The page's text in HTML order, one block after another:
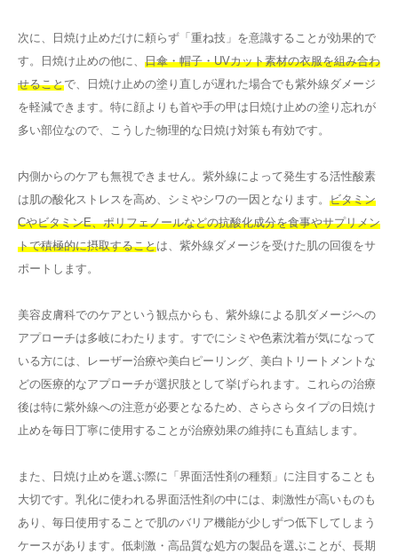
次に、日焼け止めだけに頼らず「重ね技」を意識することが効果的で
す。日焼け止めの他に、 日傘・帽子・UVカット素材の衣服を組み合わ
せることで、日焼け止めの塗り直しが遅れた場合でも紫外線ダメージ
を軽減できます。特に顔よりも首や手の甲は日焼け止めの塗り忘れが
多い部位なので、こうした物理的な日焼け対策も有効です。
内側からのケアも無視できません。紫外線によって発生する活性酸素
は肌の酸化ストレスを高め、シミやシワの一因となります。 ビタミン
CやビタミンE、ポリフェノールなどの抗酸化成分を食事やサプリメン
トで積極的に摂取することは、紫外線ダメージを受けた肌の回復をサ
ポートします。
美容皮膚科でのケアという観点からも、紫外線による肌ダメージへの
アプローチは多岐にわたります。すでにシミや色素沈着が気になって
いる方には、レーザー治療や美白ピーリング、美白トリートメントな
どの医療的なアプローチが選択肢として挙げられます。これらの治療
後は特に紫外線への注意が必要となるため、さらさらタイプの日焼け
止めを毎日丁寧に使用することが治療効果の維持にも直結します。
また、日焼け止めを選ぶ際に「界面活性剤の種類」に注目することも
大切です。乳化に使われる界面活性剤の中には、刺激性が高いものも
あり、毎日使用することで肌のバリア機能が少しずつ低下してしまう
ケースがあります。低刺激・高品質な処方の製品を選ぶことが、長期